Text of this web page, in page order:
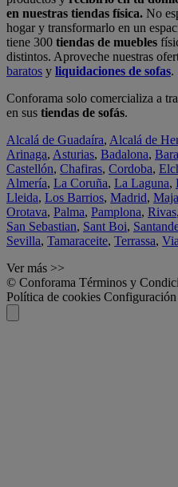
en nuestras tiendas física. No
hogar y transformarlo en un
tiene 300 tiendas de muebles
distintos. Aproveche nuestras
baratos y liquidaciones de sofas.
Conforama solo comercializa a
en sus tiendas de sofás.
Alcalá de Guadaíra, Alcalá de
Arinaga, Asturias, Badalona,
Castellón, Chafiras, Cordoba,
Almería, La Coruña, La Laguna,
Lleida, Los Barrios, Madrid,
Orotava, Palma, Pamplona, Rivas,
San Sebastian, Sant Boi,
Sevilla, Tamaraceite, Terrassa,
Ver más >>
© Conforama Términos y
Política de cookies